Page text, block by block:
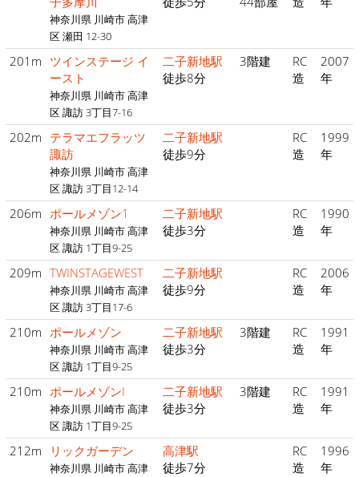
神奈川県 川崎市 高津
区 瀬田 12-30
201m ツインステージ イ
ースト
神奈川県 川崎市 高津
区 諏訪 3丁目7-16
二子新地駅
徒歩8分
3階建
RC
造
2007
年
202m テラマエフラッツ
諏訪
神奈川県 川崎市 高津
区 諏訪 3丁目12-14
二子新地駅
徒歩9分
RC
造
1999
年
206m ポールメゾン1
神奈川県 川崎市 高津
区 諏訪 1丁目9-25
二子新地駅
徒歩3分
RC
造
1990
年
209m TWINSTAGEWEST
神奈川県 川崎市 高津
区 諏訪 3丁目17-6
二子新地駅
徒歩9分
RC
造
2006
年
210m ポールメゾン
神奈川県 川崎市 高津
区 諏訪 1丁目9-25
二子新地駅
徒歩3分
3階建
RC
造
1991
年
210m ポールメゾンI
神奈川県 川崎市 高津
区 諏訪 1丁目9-25
二子新地駅
徒歩3分
3階建
RC
造
1991
年
212m リックガーデン
神奈川県 川崎市 高津
高津駅
徒歩7分
RC
造
1996
年